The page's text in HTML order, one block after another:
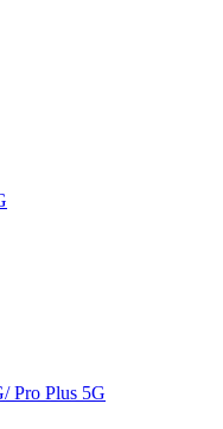
Pro Plus 5G